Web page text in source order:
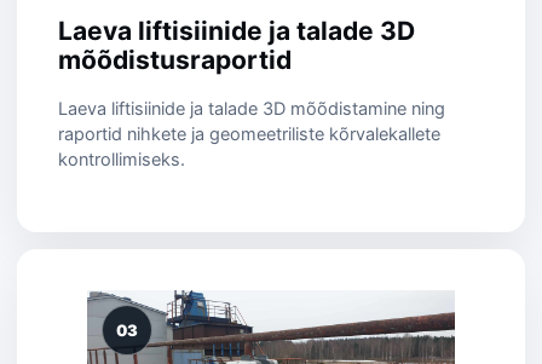
Laeva liftisiinide ja talade 3D
mõõdistusraportid
Laeva liftisiinide ja talade 3D mõõdistamine ning
raportid nihkete ja geomeetriliste kõrvalekallete
kontrollimiseks.
03